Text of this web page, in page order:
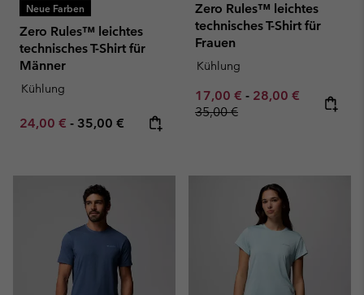
Neue Farben
Zero Rules™ leichtes
technisches T-Shirt für
Männer
Kühlung
Minimum sale price:
24,00 € - Maximum price:
35,00 €
Zero Rules™ leichtes
technisches T-Shirt für
Frauen
Kühlung
Minimum sale price:
17,00 € - Maximum sale
28,00 € Regular
35,00 €